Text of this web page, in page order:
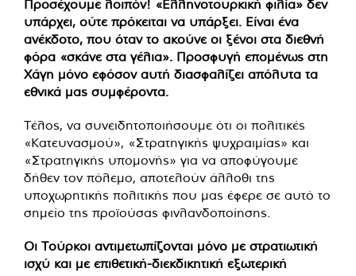
Προσέχουμε λοιπόν! «Ελληνοτουρκική φιλία» δεν
υπάρχει, ούτε πρόκειται να υπάρξει. Είναι ένα
ανέκδοτο, που όταν το ακούνε οι ξένοι στα διεθνή
φόρα «σκάνε στα γέλια». Προσφυγή επομένως στη
Χάγη μόνο εφόσον αυτή διασφαλίζει απόλυτα τα
εθνικά μας συμφέροντα.
Τέλος, να συνειδητοποιήσουμε ότι οι πολιτικές
«Κατευνασμού», «Στρατηγικής ψυχραιμίας» και
«Στρατηγικής υπομονής» για να αποφύγουμε
δήθεν τον πόλεμο, αποτελούν άλλοθι της
υποχωρητικής πολιτικής που μας έφερε σε αυτό το
σημείο της προϊούσας φινλανδοποίησης.
Οι Τούρκοι αντιμετωπίζονται μόνο με στρατιωτική
ισχύ και με επιθετική-διεκδικητική εξωτερική